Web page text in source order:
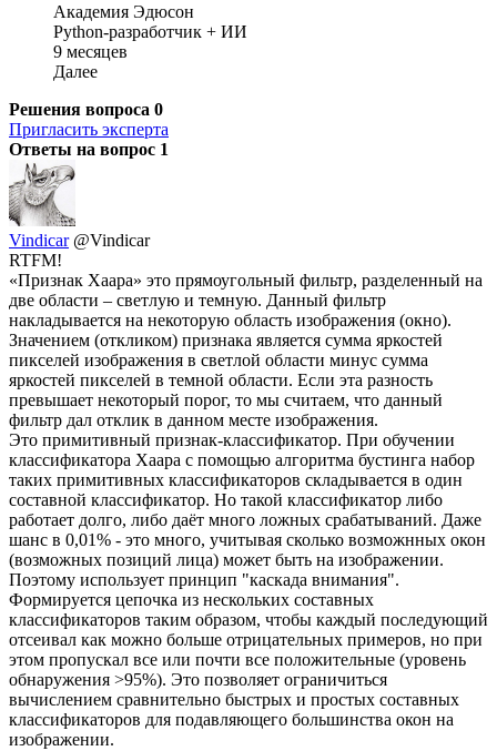
Академия Эдюсон
Python-разработчик + ИИ
9 месяцев
Далее
Решения вопроса 0
Пригласить эксперта
Ответы на вопрос 1
Vindicar @Vindicar
RTFM!
«Признак Хаара» это прямоугольный фильтр, разделенный на
две области – светлую и темную. Данный фильтр
накладывается на некоторую область изображения (окно).
Значением (откликом) признака является сумма яркостей
пикселей изображения в светлой области минус сумма
яркостей пикселей в темной области. Если эта разность
превышает некоторый порог, то мы считаем, что данный
фильтр дал отклик в данном месте изображения.
Это примитивный признак-классификатор. При обучении
классификатора Хаара с помощью алгоритма бустинга набор
таких примитивных классификаторов складывается в один
составной классификатор. Но такой классификатор либо
работает долго, либо даёт много ложных срабатываний. Даже
шанс в 0,01% - это много, учитывая сколько возможнных окон
(возможных позиций лица) может быть на изображении.
Поэтому использует принцип "каскада внимания".
Формируется цепочка из нескольких составных
классификаторов таким образом, чтобы каждый последующий
отсеивал как можно больше отрицательных примеров, но при
этом пропускал все или почти все положительные (уровень
обнаружения >95%). Это позволяет ограничиться
вычислением сравнительно быстрых и простых составных
классификаторов для подавляющего большинства окон на
изображении.